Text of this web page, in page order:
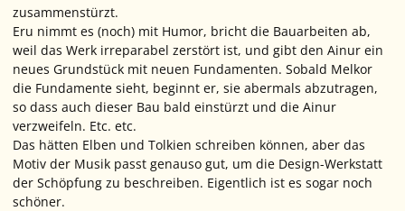
zusammenstürzt.
Eru nimmt es (noch) mit Humor, bricht die Bauarbeiten ab,
weil das Werk irreparabel zerstört ist, und gibt den Ainur ein
neues Grundstück mit neuen Fundamenten. Sobald Melkor
die Fundamente sieht, beginnt er, sie abermals abzutragen,
so dass auch dieser Bau bald einstürzt und die Ainur
verzweifeln. Etc. etc.
Das hätten Elben und Tolkien schreiben können, aber das
Motiv der Musik passt genauso gut, um die Design-Werkstatt
der Schöpfung zu beschreiben. Eigentlich ist es sogar noch
schöner.